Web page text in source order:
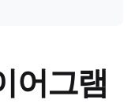
어그램